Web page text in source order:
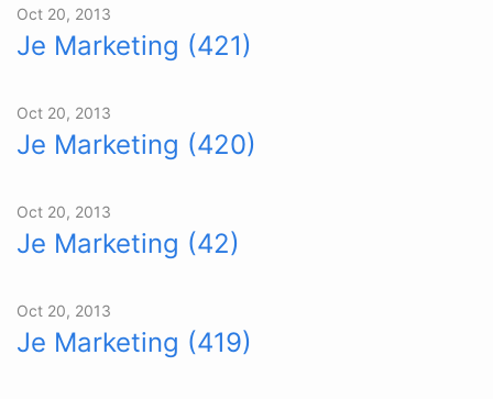
Oct 20, 2013
Je Marketing (421)
Oct 20, 2013
Je Marketing (420)
Oct 20, 2013
Je Marketing (42)
Oct 20, 2013
Je Marketing (419)